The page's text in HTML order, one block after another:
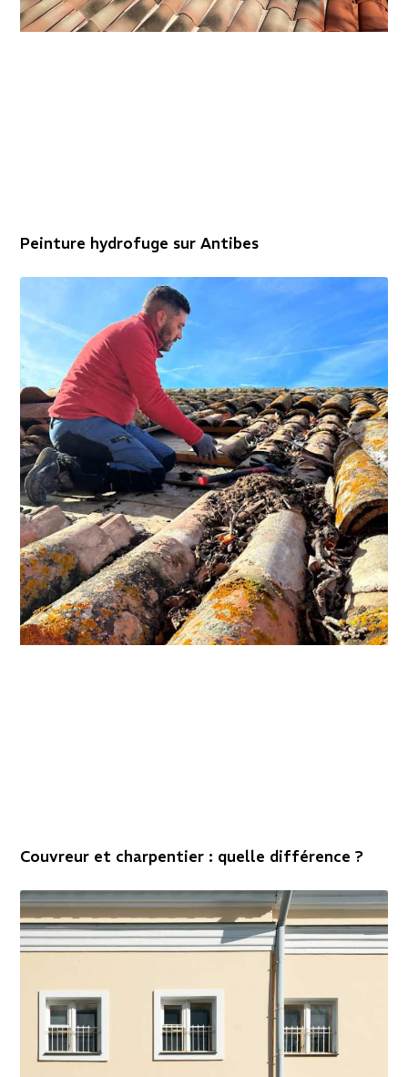
Peinture hydrofuge sur Antibes
Couvreur et charpentier : quelle différence ?